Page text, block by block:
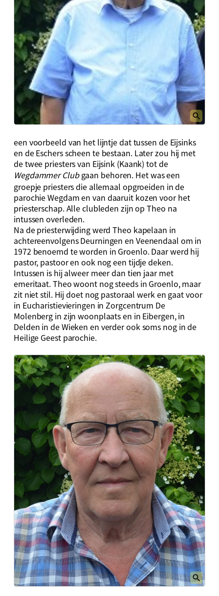
een voorbeeld van het lijntje dat tussen de Eijsinks
en de Eschers scheen te bestaan. Later zou hij met
de twee priesters van Eijsink (Kaank) tot de
Wegdammer Clubgaan behoren. Het was een
groepje priesters die allemaal opgroeiden in de
parochie Wegdam en van daaruit kozen voor het
priesterschap. Alle clubleden zijn op Theo na
intussen overleden.
Na de priesterwijding werd Theo kapelaan in
achtereenvolgens Deurningen en Veenendaal om in
1972 benoemd te worden in Groenlo. Daar werd hij
pastor, pastoor en ook nog een tijdje deken.
Intussen is hij alweer meer dan tien jaar met
emeritaat. Theo woont nog steeds in Groenlo, maar
zit niet stil. Hij doet nog pastoraal werk en gaat voor
in Eucharistievieringen in Zorgcentrum De
Molenberg in zijn woonplaats en in Eibergen, in
Delden in de Wieken en verder ook soms nog in de
Heilige Geest parochie.